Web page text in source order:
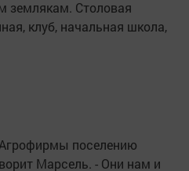
землякам. Столовая
клуб, начальная школа,
поселению
Марсель. - Они нам и